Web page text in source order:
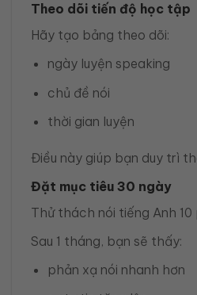
Theo dõi tiến độ học tập
Hãy tạo bảng theo dõi:
ngày luyện speaking
chủ đề nói
thời gian luyện
Điều này giúp bạn duy trì
Đặt mục tiêu 30 ngày
Thử thách nói tiếng Anh
Sau 1 tháng, bạn sẽ thấy:
phản xạ nói nhanh hơn